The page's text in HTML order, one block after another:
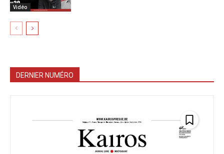
Vidéo
DERNIER NUMÉRO